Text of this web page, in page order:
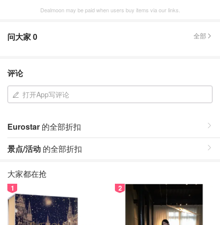
Dealmoon may be paid when users buy items via our links.
问大家0 全部
评论
打开App写评论
Eurostar 的全部折扣
景点/活动 的全部折扣
大家都在抢
1 2